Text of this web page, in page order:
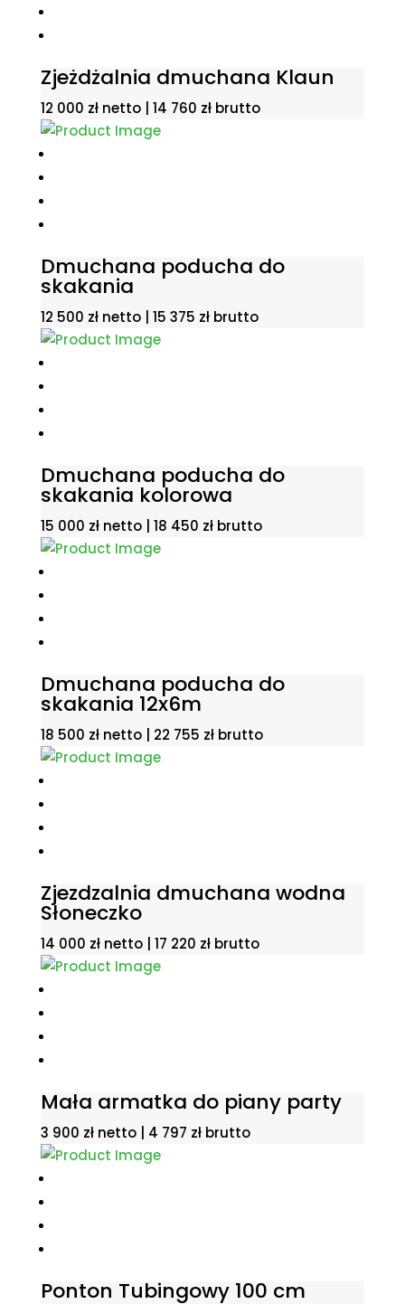
Zjeżdżalnia dmuchana Klaun
12 000 zł netto | 14 760 złbrutto
Dmuchana poducha do
skakania
12 500 zł netto | 15 375 złbrutto
Dmuchana poducha do
skakania kolorowa
15 000 zł netto | 18 450 złbrutto
Dmuchana poducha do
skakania 12x6m
18 500 zł netto | 22 755 złbrutto
Zjezdzalnia dmuchana wodna
Słoneczko
14 000 zł netto | 17 220 złbrutto
Mała armatka do piany party
3 900 zł netto | 4 797 złbrutto
Ponton Tubingowy 100 cm